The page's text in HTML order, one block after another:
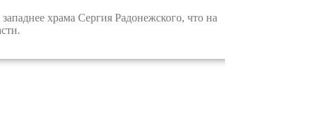
храма Сергия Радонежского, что на